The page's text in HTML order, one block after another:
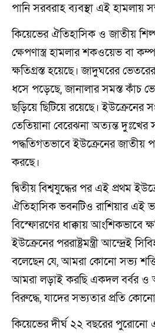
পানি সরবরাহ ব্যবস্থা এই হামলায়
কিয়েভের ঐতিহাসিক ও জাতীয়
ক্ষেপণাস্ত্র হামলার শকওয়েভ বা
ক্ষতিগ্রস্ত হয়েছে। জাদুঘরের
ধসে পড়েছে, জানালার সমস্ত কাঁচ
ছড়িয়ে ছিটিয়ে রয়েছে। ইউক্রেনের
তেতিয়ানা বেরেঝনা অত্যন্ত দুঃখের
পদ্ধতিগতভাবে ইউক্রেনের জাতীয়
করছে।
দ্বিতীয় বিশ্বযুদ্ধের পর এই প্রথম
ঐতিহাসিক ভবনটিও রাশিয়ার এই
বিস্ফোরণের ধাক্কায় আংশিকভাবে
ইউক্রেনের পররাষ্ট্রমন্ত্রী আন্দ্রেই
বলেছেন যে, আমরা কোনো সভ্য
আমরা লড়াই করছি একদল বর্বর ও
বিরুদ্ধে, যাদের সভ্যতার প্রতি
কিয়েভের দীর্ঘ ২২ বছরের পুরোনো